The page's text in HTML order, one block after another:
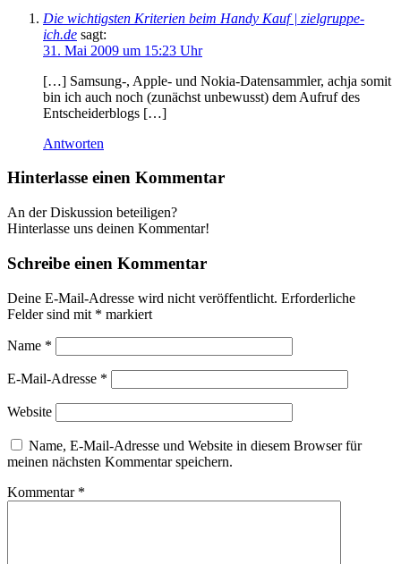
Die wichtigsten Kriterien beim Handy Kauf | zielgruppe-
ich.de sagt:
31. Mai 2009 um 15:23 Uhr
[…] Samsung-, Apple- und Nokia-Datensammler, achja somit
bin ich auch noch (zunächst unbewusst) dem Aufruf des
Entscheiderblogs […]
Antworten
Hinterlasse einen Kommentar
An der Diskussion beteiligen?
Hinterlasse uns deinen Kommentar!
Schreibe einen Kommentar
Deine E-Mail-Adresse wird nicht veröffentlicht. Erforderliche
Felder sind mit * markiert
Name *
E-Mail-Adresse *
Website
Name, E-Mail-Adresse und Website in diesem Browser für
meinen nächsten Kommentar speichern.
Kommentar *